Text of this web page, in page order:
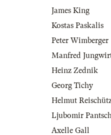
James King
Kostas Paskalis
Peter Wimberger
Manfred
Heinz Zednik
Georg Tichy
Helmut
Ljubomir
Axelle Gall